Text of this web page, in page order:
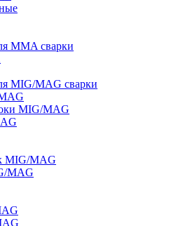
MMA сварки
MIG/MAG сварки
MIG/MAG
MIG/MAG
MAG